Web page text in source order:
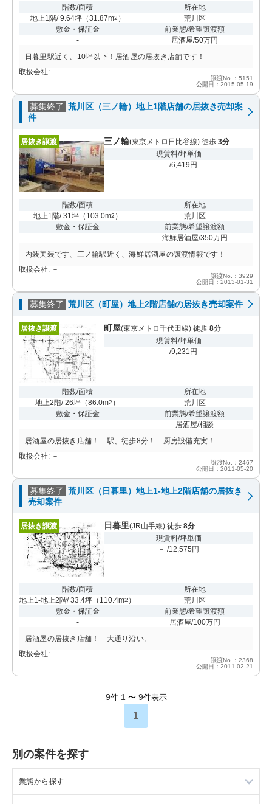
階数/面積
地上1階/ 9.64坪（31.87m2 ）
所在地
荒川区
敷金・保証金
-
前業態/希望譲渡額
居酒屋/50万円
日暮里駅近く、10坪以下！居酒屋の居抜き店舗です！
取扱会社: －
譲渡No.：5151
公開日：2015-05-19
募集終了 荒川区（三ノ輪）地上1階店舗の居抜き売却案
件
居抜き譲渡 三ノ輪(東京メトロ日比谷線) 徒歩 3分
現賃料/坪単価
－ /6,419円
階数/面積
地上1階/ 31坪（ 103.0m2 ）
所在地
荒川区
敷金・保証金
-
前業態/希望譲渡額
海鮮居酒屋/350万円
内装美装です、三ノ輪駅近く、海鮮居酒屋の譲渡情報です！
取扱会社: －
譲渡No.：3929
公開日：2013-01-31
募集終了 荒川区（町屋）地上2階店舗の居抜き売却案件
居抜き譲渡 町屋(東京メトロ千代田線) 徒歩 8分
現賃料/坪単価
－ /9,231円
階数/面積
地上2階/ 26坪 （86.0m2 ）
所在地
荒川区
敷金・保証金
-
前業態/希望譲渡額
居酒屋/相談
居酒屋の居抜き店舗！ 駅、徒歩8分！ 厨房設備充実！
取扱会社: －
譲渡No.：2467
公開日：2011-05-20
募集終了 荒川区（日暮里）地上1-地上2階店舗の居抜き
売却案件
居抜き譲渡 日暮里(JR山手線) 徒歩 8分
現賃料/坪単価
－ /12,575円
階数/面積
地上1-地上2階/ 33.4坪 （ 110.4m2 ）
所在地
荒川区
敷金・保証金
-
前業態/希望譲渡額
居酒屋/100万円
居酒屋の居抜き店舗！ 大通り沿い。
取扱会社: －
譲渡No.：2368
公開日：2011-02-21
9件 1 〜 9件表示
1
別の案件を探す
業態から探す